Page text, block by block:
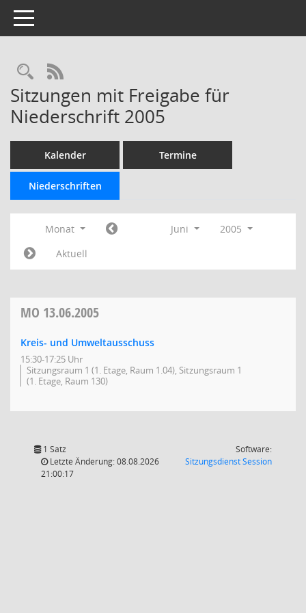
Toggle navigation
Rechercheauswahl
RSS-Feed
Sitzungen mit Freigabe für
Niederschrift 2005
Kalender Termine
Niederschriften
Monat Juni
2005
Aktuell
MO 13.06.2005
Kreis- und Umweltausschuss
15:30-17:25 Uhr
Sitzungsraum 1 (1. Etage, Raum 1.04), Sitzungsraum 1
(1. Etage, Raum 130)
1 Satz
Letzte Änderung: 08.08.2026
21:00:17
Software:
SitzungsdienstSession(Wird in